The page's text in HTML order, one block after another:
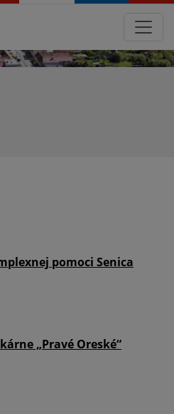
pomoci Senica
„Pravé Oreské“